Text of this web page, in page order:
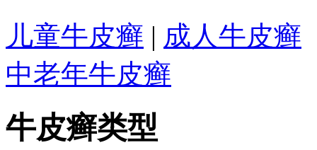
儿童牛皮癣 | 成人牛皮癣
中老年牛皮癣
牛皮癣类型